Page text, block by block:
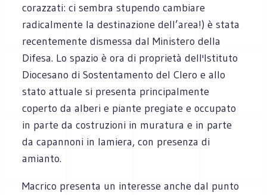
corazzati: ci sembra stupendo cambiare
radicalmente la destinazione dell’area!) è stata
recentemente dismessa dal Ministero della
Difesa. Lo spazio è ora di proprietà dell'Istituto
Diocesano di Sostentamento del Clero e allo
stato attuale si presenta principalmente
coperto da alberi e piante pregiate e occupato
in parte da costruzioni in muratura e in parte
da capannoni in lamiera, con presenza di
amianto.
Macrico presenta un interesse anche dal punto